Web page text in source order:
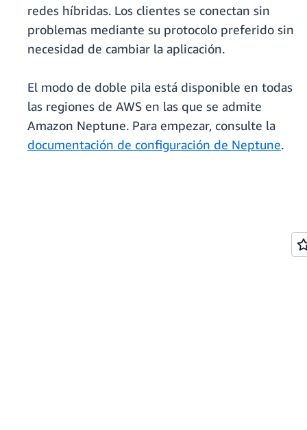
redes híbridas. Los clientes se conectan sin
problemas mediante su protocolo preferido sin
necesidad de cambiar la aplicación.
El modo de doble pila está disponible en todas
las regiones de AWS en las que se admite
Amazon Neptune. Para empezar, consulte la
documentación de configuración de Neptune.